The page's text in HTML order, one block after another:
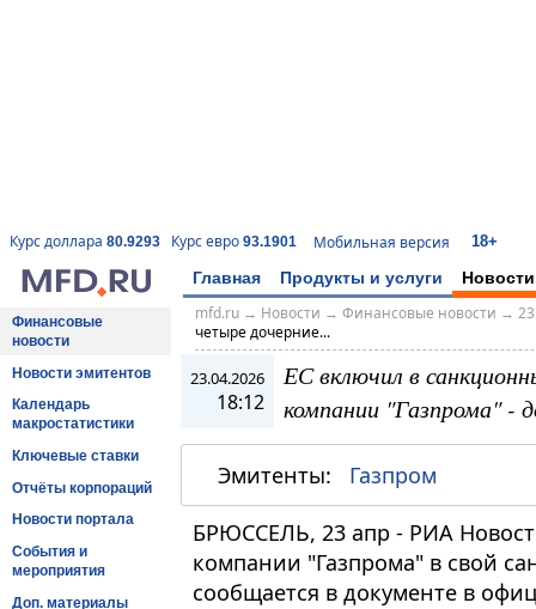
Курс доллара 80.9293 Курс евро 93.1901 Мобильная версия 18+
Главная Продукты и услуги Новости
Финансовые
новости
Новости эмитентов
Календарь
макростатистики
Ключевые ставки
Отчёты корпораций
Новости портала
События и
мероприятия
Доп. материалы
mfd.ru→ Новости → Финансовые новости →
четыре дочерние...
23.04.2026
18:12
ЕС включил в
компании "Газпрома" -
Эмитенты: Газпром
БРЮССЕЛЬ, 23 апр - РИА
компании "Газпрома" в свой
сообщается в документе в